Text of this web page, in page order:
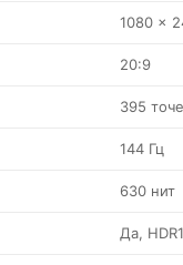
1080 x
20:9
395
144 Гц
630 нит
Да,